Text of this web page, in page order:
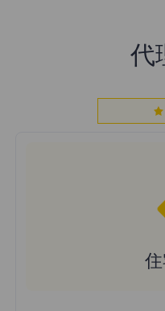
代